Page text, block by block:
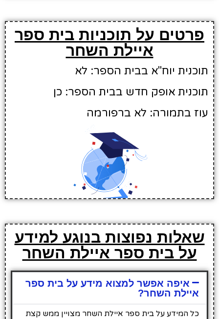
פרטים על תוכניות בית ספר
איילת השחר
תוכנית יוח"א בבית הספר: לא
תוכנית אופק חדש בבית הספר: כן
עוז בתמורה: לא ברפורמה
שאלות נפוצות בנוגע למידע
על בית ספר איילת השחר
איפה אפשר למצוא מידע על בית ספר
איילת השחר?
כל המידע על בית ספר איילת השחר מצויין ממש קצת